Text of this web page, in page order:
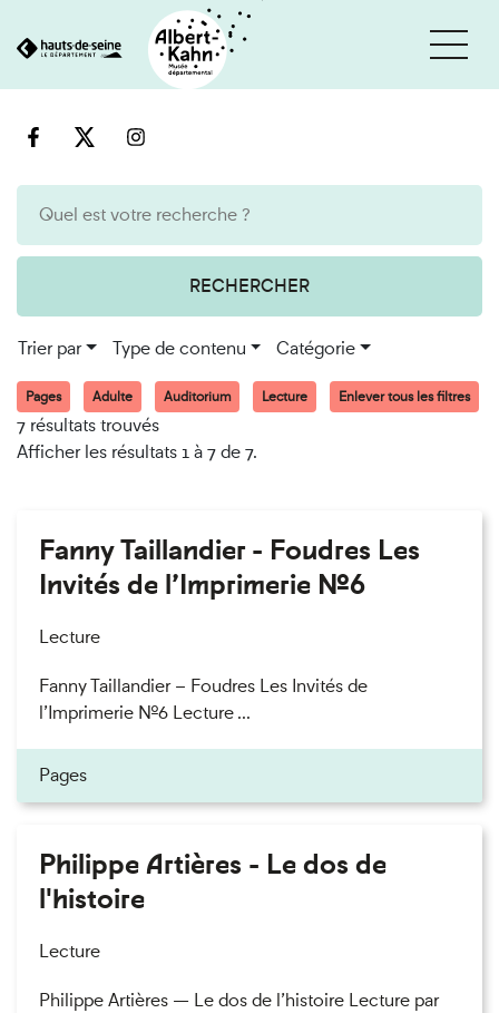
au
RECHERCHER
Trier par Type de contenu Catégorie
Pages Adulte Auditorium Lecture Enlever tous les filtres
7 résultats trouvés
Afficher les résultats 1 à 7 de 7.
Fanny Taillandier - Foudres Les
Invités de l’Imprimerie n°6
Lecture
Fanny Taillandier – Foudres Les Invités de
l’Imprimerie n°6 Lecture ...
Pages
Philippe Artières - Le dos de
l'histoire
Lecture
Philippe Artières — Le dos de l’histoire Lecture par
Cookies et traceurs utilisés sur ce site